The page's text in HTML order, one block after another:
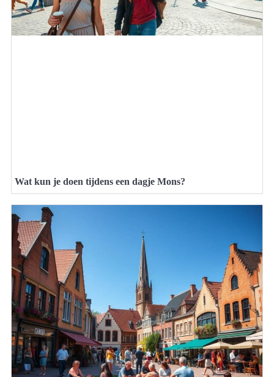
Wat kun je doen tijdens een dagje Mons?